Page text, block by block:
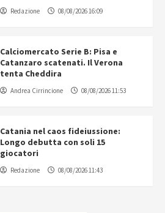
Redazione 08/08/2026 16:09
Calciomercato Serie B: Pisa e
Catanzaro scatenati. Il Verona
tenta Cheddira
Andrea Cirrincione 08/08/2026 11:53
Catania nel caos fideiussione:
Longo debutta con soli 15
giocatori
Redazione 08/08/2026 11:43